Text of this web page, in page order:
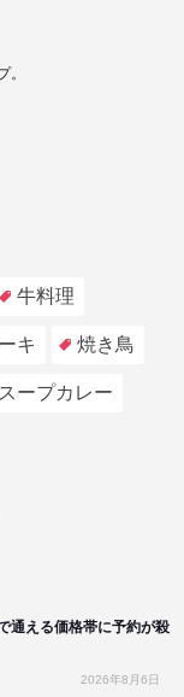
。
牛料理
キ 焼き鳥
スープカレー
通える価格帯に予約が殺
2026年8月6日